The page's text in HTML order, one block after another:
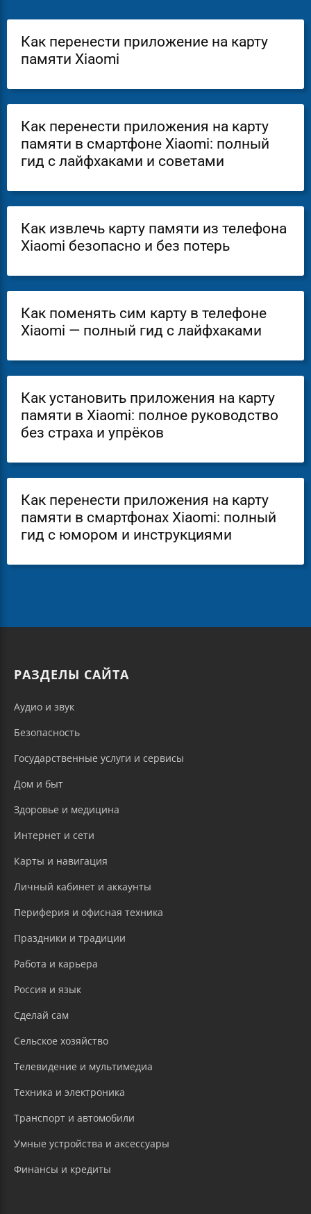
Как перенести приложение на карту
памяти Xiaomi
Как перенести приложения на карту
памяти в смартфоне Xiaomi: полный
гид с лайфхаками и советами
Как извлечь карту памяти из телефона
Xiaomi безопасно и без потерь
Как поменять сим карту в телефоне
Xiaomi — полный гид с лайфхаками
Как установить приложения на карту
памяти в Xiaomi: полное руководство
без страха и упрёков
Как перенести приложения на карту
памяти в смартфонах Xiaomi: полный
гид с юмором и инструкциями
РАЗДЕЛЫ САЙТА
Аудио и звук
Безопасность
Государственные услуги и сервисы
Дом и быт
Здоровье и медицина
Интернет и сети
Карты и навигация
Личный кабинет и аккаунты
Периферия и офисная техника
Праздники и традиции
Работа и карьера
Россия и язык
Сделай сам
Сельское хозяйство
Телевидение и мультимедиа
Техника и электроника
Транспорт и автомобили
Умные устройства и аксессуары
Финансы и кредиты